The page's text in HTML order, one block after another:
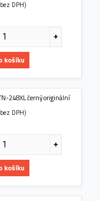
DPH)
košíku
248XL černý originální
DPH)
košíku